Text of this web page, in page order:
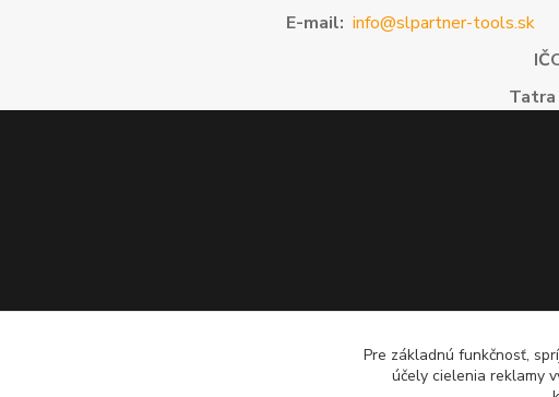
E-mail: info@slpartner-tools.sk
Tatra
Pre základnú funkčnosť,
účely cielenia reklamy